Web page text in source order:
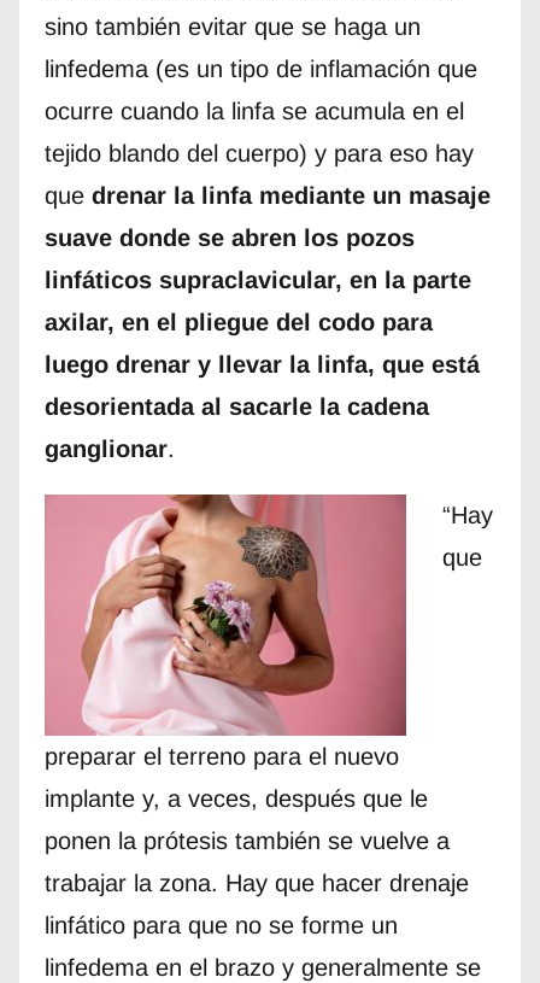
sino también evitar que se haga un
linfedema (es un tipo de inflamación que
ocurre cuando la linfa se acumula en el
tejido blando del cuerpo) y para eso hay
que drenar la linfa mediante un masaje
suave donde se abren los pozos
linfáticos supraclavicular, en la parte
axilar, en el pliegue del codo para
luego drenar y llevar la linfa, que está
desorientada al sacarle la cadena
ganglionar.
“Hay
que
preparar el terreno para el nuevo
implante y, a veces, después que le
ponen la prótesis también se vuelve a
trabajar la zona. Hay que hacer drenaje
linfático para que no se forme un
linfedema en el brazo y generalmente se